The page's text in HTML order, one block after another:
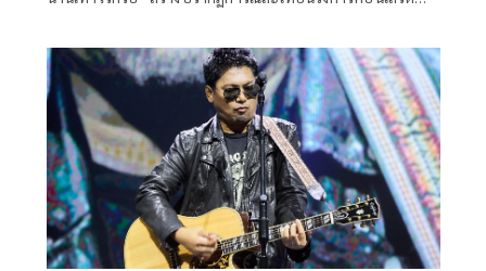
ศรัทธาและความคิดถึงที่มีต่อวงร็อกระดับตำนานอย่าง LOSO
ได้อย่างชัดเจน